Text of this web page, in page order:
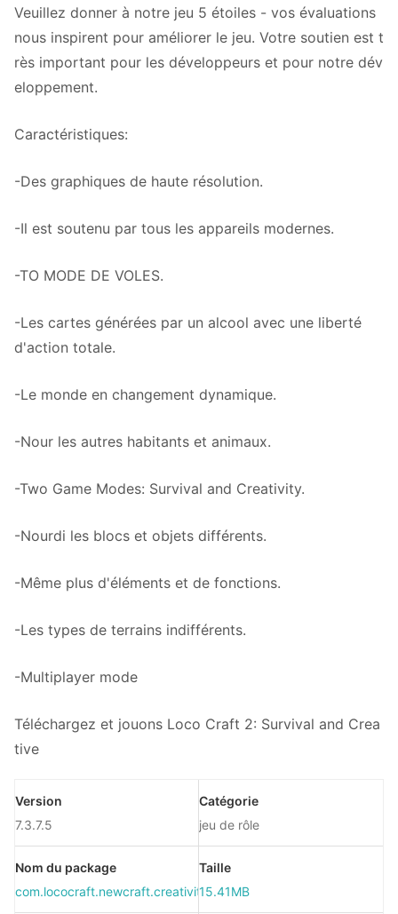
Veuillez donner à notre jeu 5 étoiles - vos évaluations
nous inspirent pour améliorer le jeu. Votre soutien est t
rès important pour les développeurs et pour notre dév
eloppement.
Caractéristiques:
-Des graphiques de haute résolution.
-Il est soutenu par tous les appareils modernes.
-TO MODE DE VOLES.
-Les cartes générées par un alcool avec une liberté
d'action totale.
-Le monde en changement dynamique.
-Nour les autres habitants et animaux.
-Two Game Modes: Survival and Creativity.
-Nourdi les blocs et objets différents.
-Même plus d'éléments et de fonctions.
-Les types de terrains indifférents.
-Multiplayer mode
Téléchargez et jouons Loco Craft 2: Survival and Crea
tive
Version
7.3.7.5
Catégorie
jeu de rôle
Nom du package
Taille
15.41MB